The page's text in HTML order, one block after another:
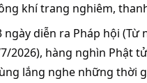
khí trang nghiêm,
ngày diễn ra Pháp hội (Từ
2026), hàng nghìn Phật
lắng nghe những thời